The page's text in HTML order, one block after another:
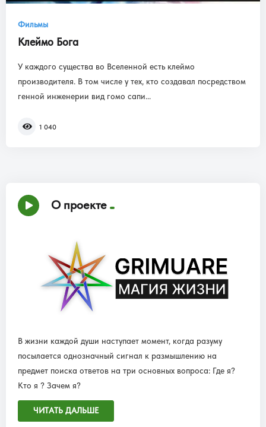
Фильмы
Клеймо Бога
У каждого существа во Вселенной есть клеймо
производителя. В том числе у тех, кто создавал посредством
генной инженерии вид гомо сапи...
1 040
О проекте
В жизни каждой души наступает момент, когда разуму
посылается однозначный сигнал к размышлению на
предмет поиска ответов на три основных вопроса: Где я?
Кто я ? Зачем я?
ЧИТАТЬ ДАЛЬШЕ